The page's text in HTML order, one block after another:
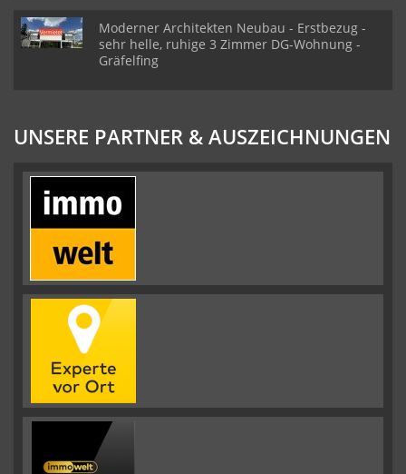
Moderner Architekten Neubau - Erstbezug -
sehr helle, ruhige 3 Zimmer DG-Wohnung -
Gräfelfing
UNSERE PARTNER & AUSZEICHNUNGEN